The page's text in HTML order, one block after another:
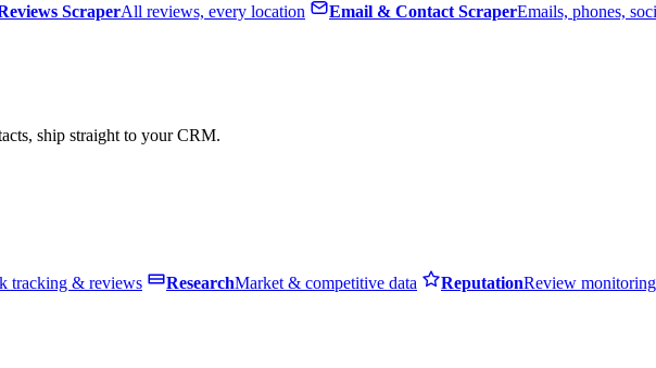
ScraperAll reviews, every location Email & Contact ScraperEmails, phones,
ship straight to your CRM.
tracking & reviews ResearchMarket & competitive data ReputationReview